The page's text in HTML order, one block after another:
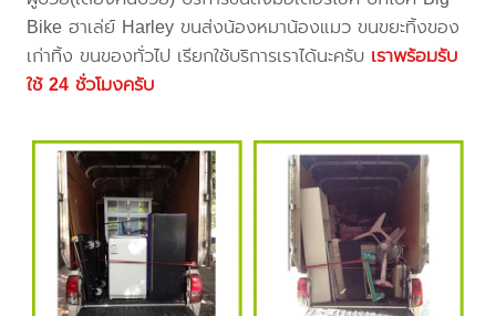
Bike ฮาเล่ย์ Harley ขนส่งน้องหมาน้องแมว ขนขยะทิ้งของ
เก่าทิ้ง ขนของทั่วไป เรียกใช้บริการเราได้นะครับ เราพร้อมรับ
ใช้ 24 ชั่วโมงครับ